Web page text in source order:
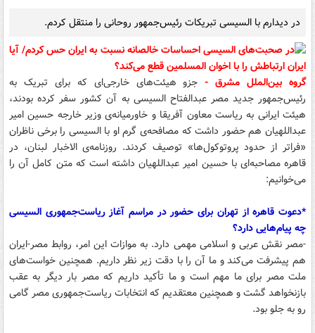
در دیدارم با السیسی تبریکات رئیس‌جمهور روحانی را منتقل کردم.
گروه بین‌الملل مشرق - جزو هیئت‌های خارجی‌ای که برای تبریک به
رئیس‌جمهور جدید مصر عبدالفتاح السیسی به آن کشور سفر کرده بودند،
هیئت ایرانی به ریاست معاون آفریقا و خاورمیانه‌ی وزیر خارجه حسین امیر
عبداللهیان هم حضور داشت که مصافحه‌ی گرم او با السیسی را برخی ناظران
«فراتر از حدود پروتوکول‌ها» توصیف کردند. روزنامه‌ی الاخبار لبنان، در
قاهره مصاحبه‌ای با حسین امیر عبداللهیان داشته است که متن کامل آن را
می‌خوانیم:
*دعوت قاهره از تهران برای حضور در مراسم آغاز ریاست‌جمهوری السیسی
چه پیام‌هایی دارد؟
-مصر نقش عربی و اسلامی مهمی دارد. به موازات این امر، روابط مصر-ایران
هم پیشرفت می‌کند و ما آن را با دقت زیر نظر داریم. همچنین خواست‌های
ملت مصر برای ما مهم است و ما تأکید داریم که مصر بار دیگر به عقب
بازنخواهد گشت و همچنین معتقدیم که انتخابات ریاست‌جمهوری مصر گامی
رو به جلو بود.